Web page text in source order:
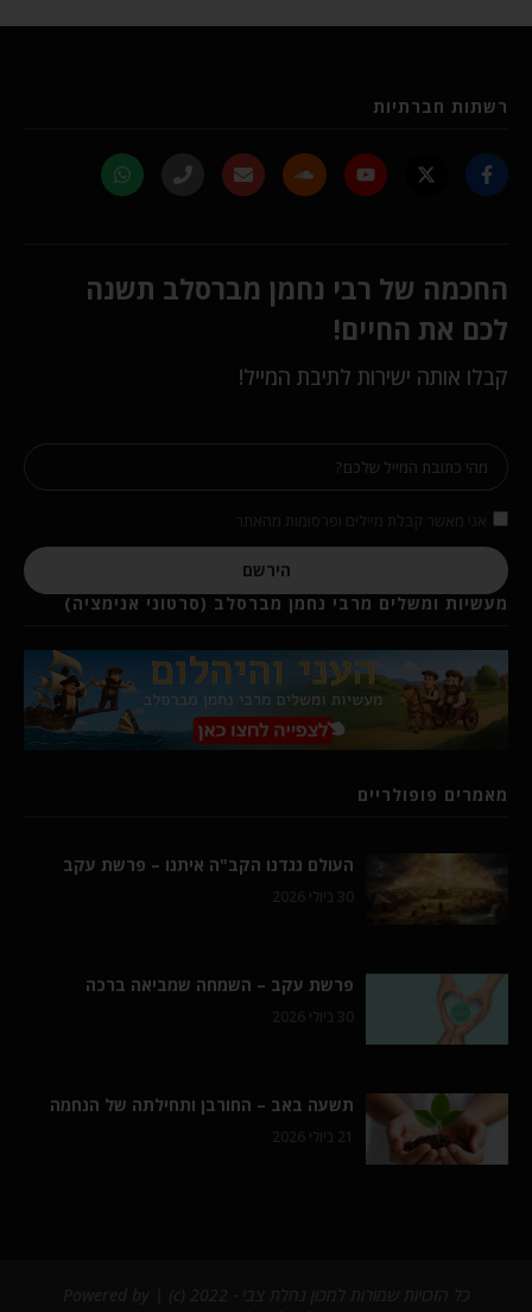
רשתות חברתיות
החכמה של רבי נחמן מברסלב תשנה
לכם את החיים!
קבלו אותה ישירות לתיבת המייל!
הירשם
מעשיות ומשלים מרבי נחמן מברסלב (סרטוני אנימציה)
מאמרים פופולריים
העולם נגדנו הקב"ה איתנו – פרשת עקב
30 ביולי 2026
פרשת עקב – השמחה שמביאה ברכה
30 ביולי 2026
תשעה באב – החורבן ותחילתה של הנחמה
21 ביולי 2026